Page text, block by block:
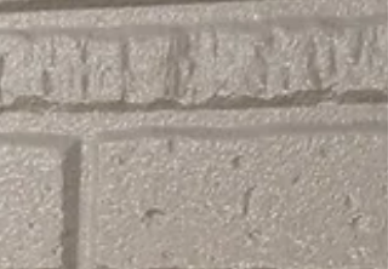
嬉しいお声をいただいております。 私たちは単
塗装を行うだけではなく、お客様との信頼関係を
大切にしながら、一軒一軒を自分の家のような気
持ちで施工しております。 そのため、 ✔ 丁寧な
地調査 ✔ 分かりやすいご説明 ✔ 高品質な塗料と